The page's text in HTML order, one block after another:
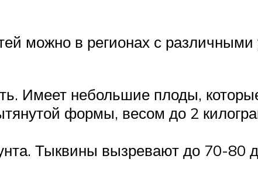
можно в регионах с
Имеет небольшие плоды,
формы, весом до 2
Тыквины вызревают до 70-80